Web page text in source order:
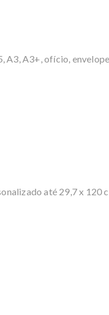
A3, A3+, ofício,
até 29,7 x 120